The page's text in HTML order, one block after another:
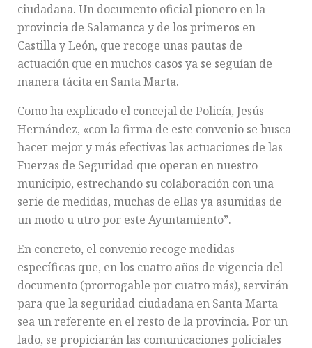
ciudadana. Un documento oficial pionero en la
provincia de Salamanca y de los primeros en
Castilla y León, que recoge unas pautas de
actuación que en muchos casos ya se seguían de
manera tácita en Santa Marta.
Como ha explicado el concejal de Policía, Jesús
Hernández, «con la firma de este convenio se busca
hacer mejor y más efectivas las actuaciones de las
Fuerzas de Seguridad que operan en nuestro
municipio, estrechando su colaboración con una
serie de medidas, muchas de ellas ya asumidas de
un modo u utro por este Ayuntamiento”.
En concreto, el convenio recoge medidas
específicas que, en los cuatro años de vigencia del
documento (prorrogable por cuatro más), servirán
para que la seguridad ciudadana en Santa Marta
sea un referente en el resto de la provincia. Por un
lado, se propiciarán las comunicaciones policiales